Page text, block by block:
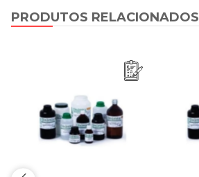
PRODUTOS RELACIONADOS